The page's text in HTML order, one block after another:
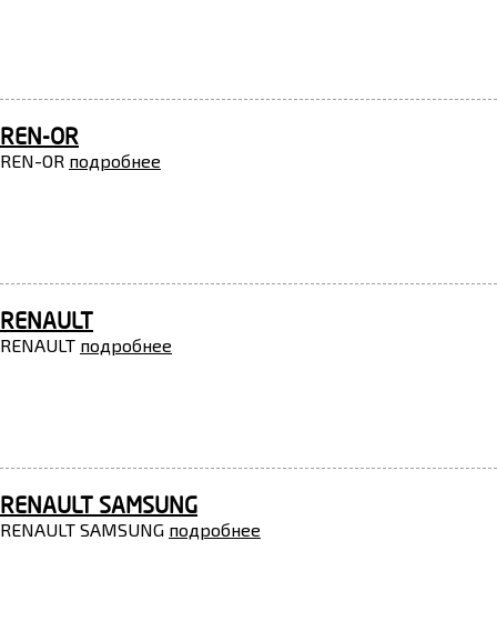
REN-OR
REN-OR подробнее
RENAULT
RENAULT подробнее
RENAULT SAMSUNG
RENAULT SAMSUNG подробнее